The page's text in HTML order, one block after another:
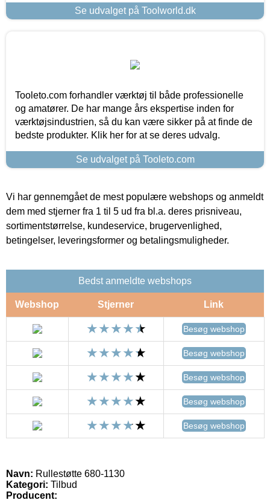
Se udvalget på Toolworld.dk
Tooleto.com forhandler værktøj til både professionelle
og amatører. De har mange års ekspertise inden for
værktøjsindustrien, så du kan være sikker på at finde de
bedste produkter. Klik her for at se deres udvalg.
Se udvalget på Tooleto.com
Vi har gennemgået de mest populære webshops og anmeldt
dem med stjerner fra 1 til 5 ud fra bl.a. deres prisniveau,
sortimentstørrelse, kundeservice, brugervenlighed,
betingelser, leveringsformer og betalingsmuligheder.
Bedst anmeldte webshops
Webshop Stjerner Link
Besøg webshop
Besøg webshop
Besøg webshop
Besøg webshop
Besøg webshop
Navn: Rullestøtte 680-1130
Kategori: Tilbud
Producent: